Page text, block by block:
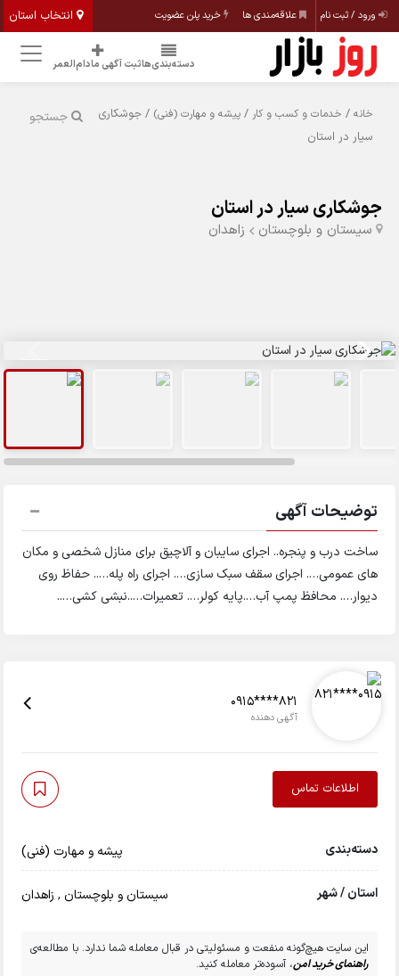
انتخاب استان ورود / ثبت نام علاقه‌مندی ها خرید پلن عضویت
دسته‌بندی‌هاثبت آگهی مادام‌العمر
جستجو خانه / خدمات و کسب و کار /پیشه و مهارت (فنی) / جوشکاری
سیار در استان
جوشکاری سیار در استان
سیستان و بلوچستان زاهدان
توضیحات آگهی
ساخت درب و پنجره.. اجرای سایبان و آلاچیق برای منازل شخصی و مکان
های عمومی…. اجرای سقف سبک سازی…. اجرای راه پله….. حفاظ روی
دیوار…. محافظ پمپ آب….پایه کولر…. تعمیرات…..نبشی کشی…..
0915****821
آگهی دهنده
اطلاعات تماس
دسته‌بندی پیشه و مهارت (فنی)
استان / شهر سیستان و بلوچستان, زاهدان
این سایت هیچ‌گونه منفعت و مسئولیتی در قبال معامله شما ندارد. با مطالعه‌ی
راهنمای خرید امن، آسوده‌تر معامله کنید.